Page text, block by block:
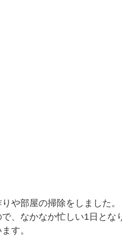
や部屋の掃除をしました。
、なかなか忙しい1日とな
す。